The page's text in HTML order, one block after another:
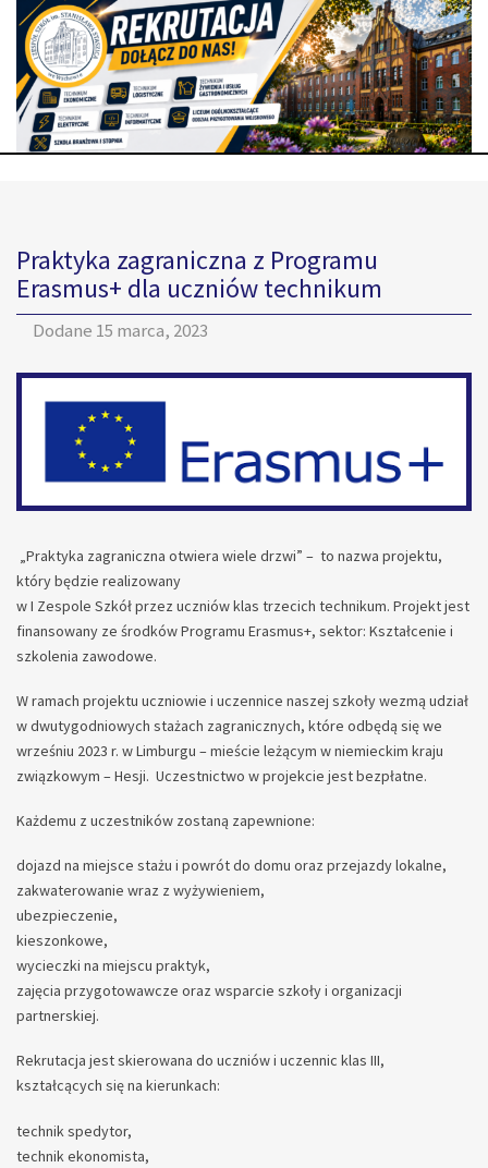
Praktyka zagraniczna z Programu
Erasmus+ dla uczniów technikum
Dodane 15 marca, 2023
„Praktyka zagraniczna otwiera wiele drzwi” – to nazwa projektu,
który będzie realizowany
w I Zespole Szkół przez uczniów klas trzecich technikum. Projekt jest
finansowany ze środków Programu Erasmus+, sektor: Kształcenie i
szkolenia zawodowe.
W ramach projektu uczniowie i uczennice naszej szkoły wezmą udział
w dwutygodniowych stażach zagranicznych, które odbędą się we
wrześniu 2023 r. w Limburgu – mieście leżącym w niemieckim kraju
związkowym – Hesji. Uczestnictwo w projekcie jest bezpłatne.
Każdemu z uczestników zostaną zapewnione:
dojazd na miejsce stażu i powrót do domu oraz przejazdy lokalne,
zakwaterowanie wraz z wyżywieniem,
ubezpieczenie,
kieszonkowe,
wycieczki na miejscu praktyk,
zajęcia przygotowawcze oraz wsparcie szkoły i organizacji
partnerskiej.
Rekrutacja jest skierowana do uczniów i uczennic klas III,
kształcących się na kierunkach:
technik spedytor,
technik ekonomista,